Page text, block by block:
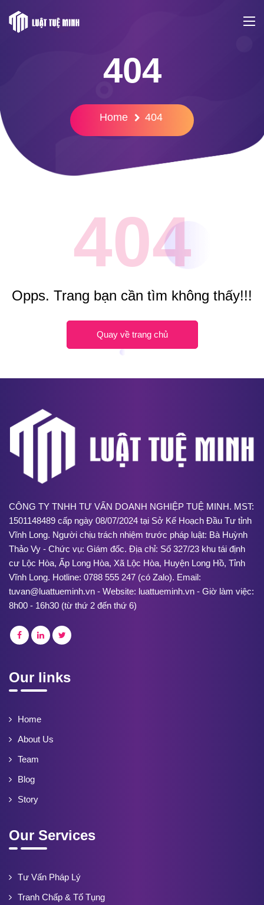
404
Home 404
404
Opps. Trang bạn cần tìm không thấy!!!
Quay về trang chủ
CÔNG TY TNHH TƯ VẤN DOANH NGHIỆP TUỆ MINH. MST:
1501148489 cấp ngày 08/07/2024 tại Sở Kế Hoạch Đầu Tư tỉnh
Vĩnh Long. Người chịu trách nhiệm trước pháp luật: Bà Huỳnh
Thảo Vy - Chức vụ: Giám đốc. Địa chỉ: Số 327/23 khu tái định
cư Lộc Hòa, Ấp Long Hòa, Xã Lộc Hòa, Huyện Long Hồ, Tỉnh
Vĩnh Long. Hotline: 0788 555 247 (có Zalo). Email:
tuvan@luattueminh.vn - Website: luattueminh.vn - Giờ làm việc:
8h00 - 16h30 (từ thứ 2 đến thứ 6)
Our links
Home
About Us
Team
Blog
Story
Our Services
Tư Vấn Pháp Lý
Tranh Chấp & Tố Tụng